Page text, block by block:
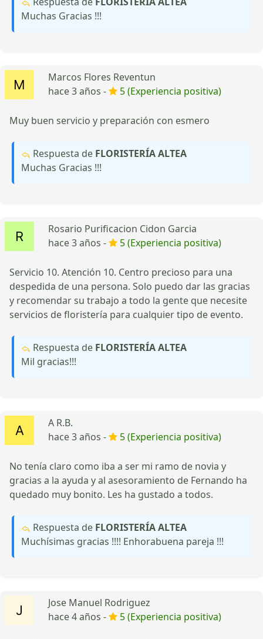
Muchas Gracias !!!
Marcos Flores Reventun
hace 3 años -
5 (Experiencia positiva)
Muy buen servicio y preparación con esmero
Respuesta de FLORISTERÍA ALTEA
Muchas Gracias !!!
Rosario Purificacion Cidon Garcia
hace 3 años -
5 (Experiencia positiva)
Servicio 10. Atención 10. Centro precioso para una
despedida de una persona. Solo puedo dar las gracias
y recomendar su trabajo a todo la gente que necesite
servicios de floristería para cualquier tipo de evento.
Respuesta de FLORISTERÍA ALTEA
Mil gracias!!!
A R.B.
hace 3 años -
5 (Experiencia positiva)
No tenía claro como iba a ser mi ramo de novia y
gracias a la ayuda y al asesoramiento de Fernando ha
quedado muy bonito. Les ha gustado a todos.
Respuesta de FLORISTERÍA ALTEA
Muchísimas gracias !!!! Enhorabuena pareja !!!
Jose Manuel Rodriguez
hace 4 años -
5 (Experiencia positiva)